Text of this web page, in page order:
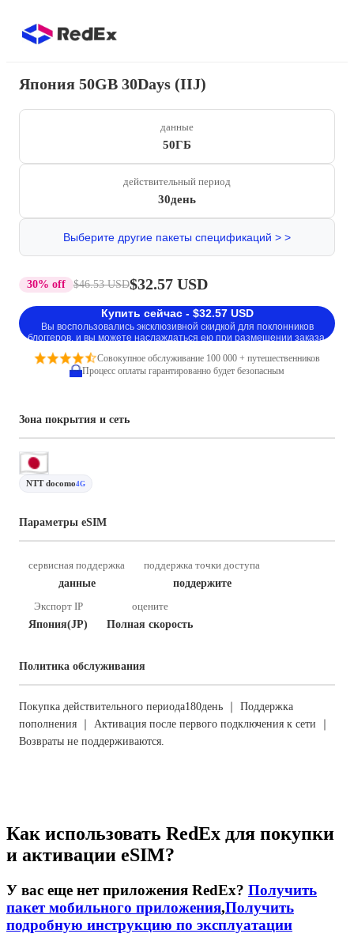
Япония 50GB 30Days (IIJ)
данные
50ГБ
действительный период
30день
Выберите другие пакеты спецификаций > >
30% off $46.53 USD$32.57 USD
Купить сейчас - $32.57 USD
Вы воспользовались эксклюзивной скидкой для поклонников
блоггеров, и вы можете наслаждаться ею при размещении заказа.
Совокупное обслуживание 100 000 + путешественников
Процесс оплаты гарантированно будет безопасным
Зона покрытия и сеть
NTT docomo4G
Параметры eSIM
сервисная поддержка
данные
поддержка точки доступа
поддержите
Экспорт IP
Япония(JP)
оцените
Полная скорость
Политика обслуживания
Покупка действительного периода180день ｜ Поддержка
пополнения ｜ Активация после первого подключения к сети ｜
Возвраты не поддерживаются.
Как использовать RedEx для покупки
и активации eSIM?
У вас еще нет приложения RedEx? Получить
пакет мобильного приложения,Получить
подробную инструкцию по эксплуатации